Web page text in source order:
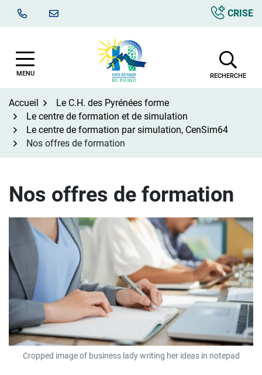
CRISE
MENU RECHERCHE
Accueil
Le C.H. des Pyrénées forme
Le centre de formation et de simulation
Le centre de formation par simulation, CenSim64
Nos offres de formation
Nos offres de formation
Cropped image of business lady writing her ideas in notepad